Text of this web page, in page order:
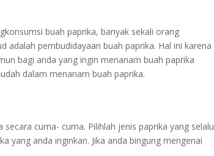
buah paprika, banyak sekali orang
adalah pembudidayaan buah paprika. Hal ini karena
bagi anda yang ingin menanam buah paprika
dalam menanam buah paprika.
cuma- cuma. Pilihlah jenis paprika yang selalu
yang anda inginkan. Jika anda bingung mengenai